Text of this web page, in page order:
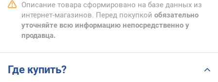
Описание товара сформировано на базе данных из
интернет-магазинов. Перед покупкой обязательно
уточняйте всю информацию непосредственно у
продавца.
Где купить?